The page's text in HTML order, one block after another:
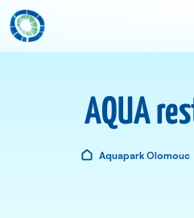
AQUA
Aquapark Olomouc